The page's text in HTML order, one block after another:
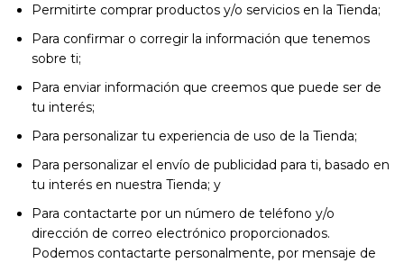
Permitirte comprar productos y/o servicios en la Tienda;
Para confirmar o corregir la información que tenemos
sobre ti;
Para enviar información que creemos que puede ser de
tu interés;
Para personalizar tu experiencia de uso de la Tienda;
Para personalizar el envío de publicidad para ti, basado en
tu interés en nuestra Tienda; y
Para contactarte por un número de teléfono y/o
dirección de correo electrónico proporcionados.
Podemos contactarte personalmente, por mensaje de